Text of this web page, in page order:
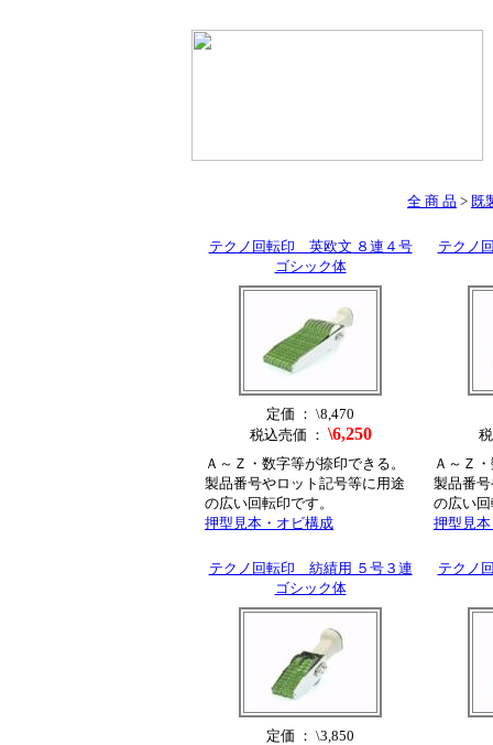
全 商 品 > 既
テクノ回転印 英欧文 ８連４号
ゴシック体
テクノ
定価 ： \8,470
税込売価 ： \6,250
Ａ～Ｚ・数字等が捺印できる。
製品番号やロット記号等に用途
の広い回転印です。
押型見本・オビ構成
Ａ～Ｚ
製品番
の広い
押型見
テクノ回転印 紡績用 ５号３連
ゴシック体
テクノ
定価 ： \3,850